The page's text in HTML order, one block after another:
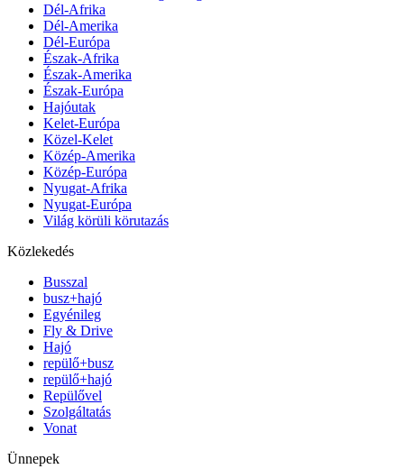
Dél-Afrika
Dél-Amerika
Dél-Európa
Észak-Afrika
Észak-Amerika
Észak-Európa
Hajóutak
Kelet-Európa
Közel-Kelet
Közép-Amerika
Közép-Európa
Nyugat-Afrika
Nyugat-Európa
Világ körüli körutazás
Közlekedés
Busszal
busz+hajó
Egyénileg
Fly & Drive
Hajó
repülő+busz
repülő+hajó
Repülővel
Szolgáltatás
Vonat
Ünnepek